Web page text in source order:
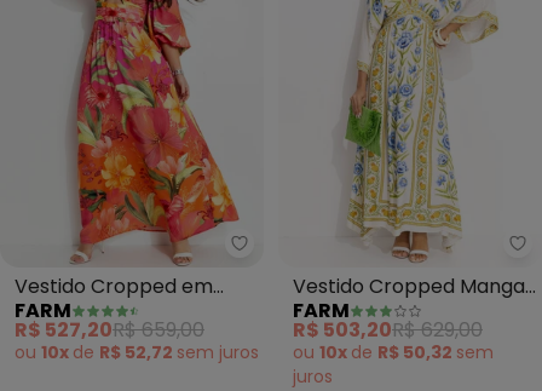
Farm - Vestido Cropped em
Vestido Cropped em
Viscose (Laranja)
FARM
R$ 527,20R$ 659,00
ou 10x de R$ 52,72 sem juros
Vestido Cropped Manga
Puglia (Off White)
FARM
R$ 503,20R$ 629,00
ou 10x de R$ 50,32 sem
juros